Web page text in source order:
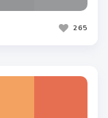
265